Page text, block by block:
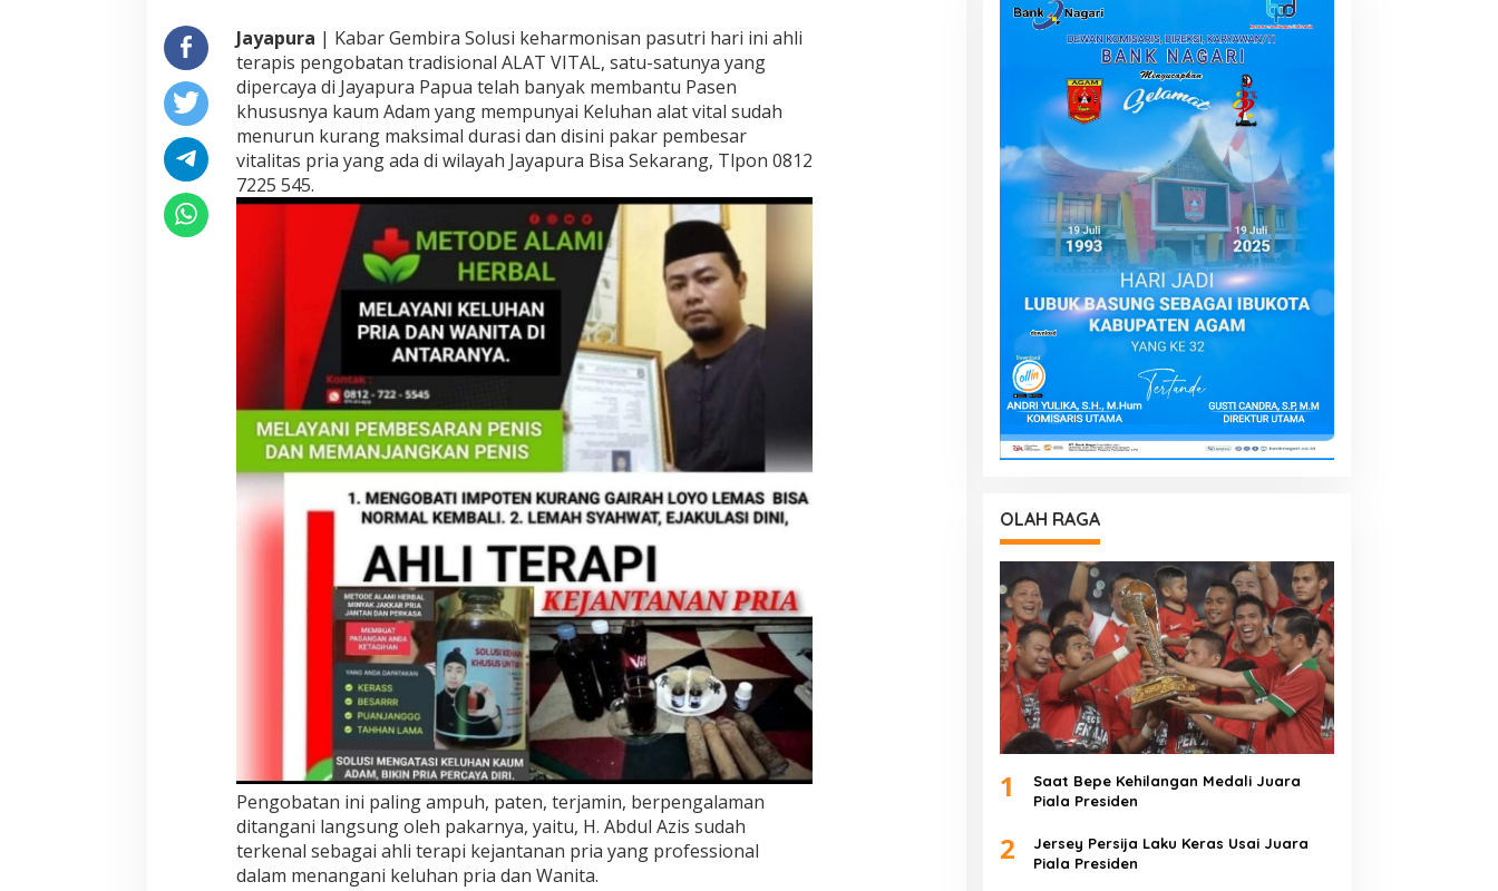
a
t
P
e
m
b
e
s
a
t
a
s
P
a
p
u
Jayapura | Kabar Gembira Solusi keharmonisan pasutri hari ini ahli
terapis pengobatan tradisional ALAT VITAL, satu-satunya yang
dipercaya di Jayapura Papua telah banyak membantu Pasen
khususnya kaum Adam yang mempunyai Keluhan alat vital sudah
menurun kurang maksimal durasi dan disini pakar pembesar
vitalitas pria yang ada di wilayah Jayapura Bisa Sekarang, Tlpon 0812
7225 545.
Pengobatan ini paling ampuh, paten, terjamin, berpengalaman
ditangani langsung oleh pakarnya, yaitu, H. Abdul Azis sudah
terkenal sebagai ahli terapi kejantanan pria yang professional
dalam menangani keluhan pria dan Wanita.
OLAH RAGA
1
Saat Bepe Kehilangan Medali Juara
Piala Presiden
2
Jersey Persija Laku Keras Usai Juara
Piala Presiden